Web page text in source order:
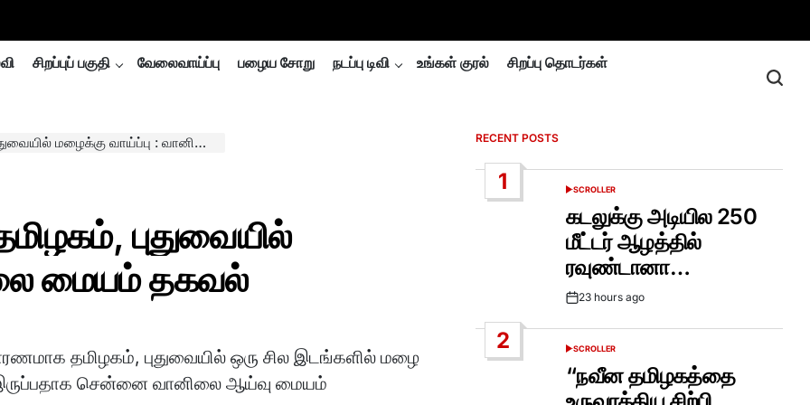
சிறப்புப் பகுதி வேலைவாய்ப்பு பழைய சோறு நடப்பு டிவி உங்கள் குரல் சிறப்பு தொடர்கள்
வாய்ப்பு : வானிலை மையம் தகவல்
புதுவையில்
மையம் தகவல்
தமிழகம், புதுவையில் ஒரு சில இடங்களில் மழை
சென்னை வானிலை ஆய்வு மையம்
RECENT POSTS
1
POSTED
SCROLLER
கடலுக்கு அடியில 250
மீட்டர் ஆழத்தில்
ரவுண்டானா…
Post23 hours ago
2
POSTED
SCROLLER
“நவீன தமிழகத்தை